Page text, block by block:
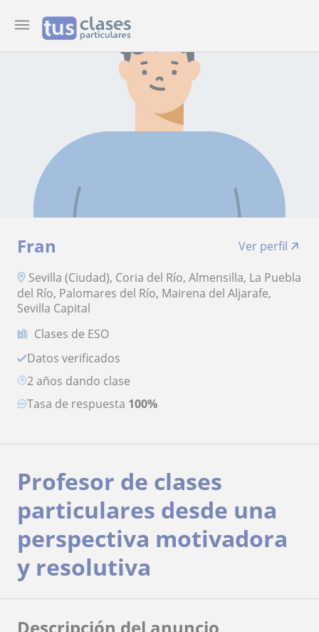
Fran
Ver perfil
Sevilla (Ciudad), Coria del Río, Almensilla, La Puebla
del Río, Palomares del Río, Mairena del Aljarafe,
Sevilla Capital
Clases de ESO
Datos verificados
2 años dando clase
Tasa de respuesta 100%
Profesor de clases
particulares desde una
perspectiva motivadora
y resolutiva